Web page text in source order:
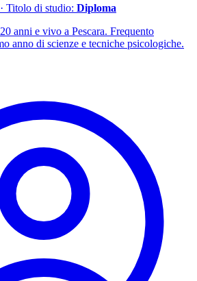
· Titolo di studio: Diploma
anni e vivo a Pescara. Frequento
anno di scienze e tecniche psicologiche.